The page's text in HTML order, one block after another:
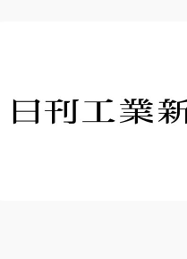
受注増の後
ケティン